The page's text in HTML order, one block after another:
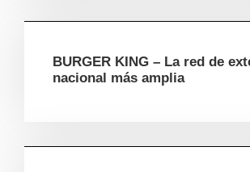
BURGER KING – La red de
nacional más amplia